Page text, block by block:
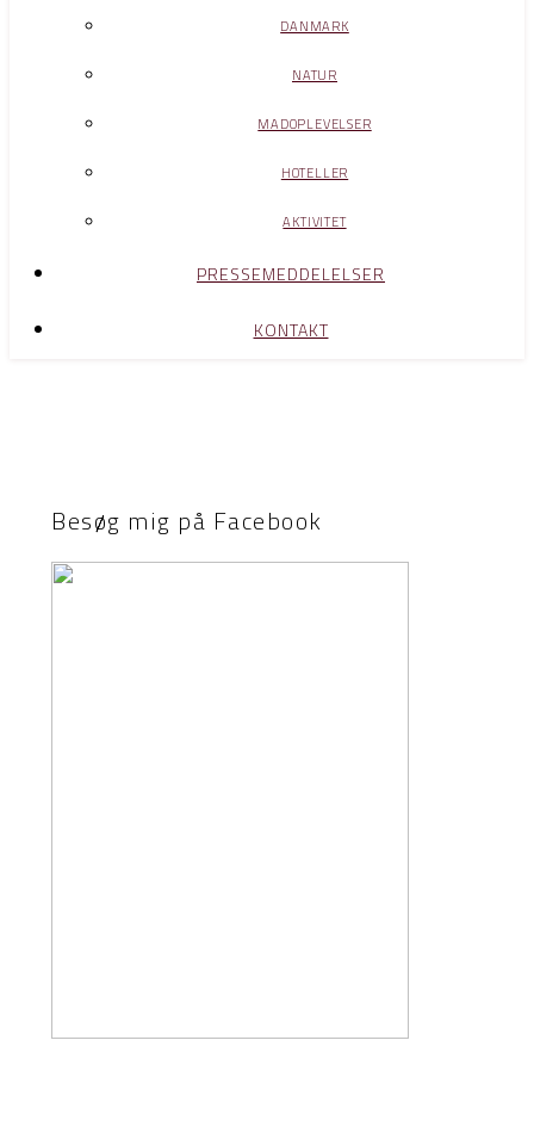
DANMARK
NATUR
MADOPLEVELSER
HOTELLER
AKTIVITET
PRESSEMEDDELELSER
KONTAKT
Besøg mig på Facebook